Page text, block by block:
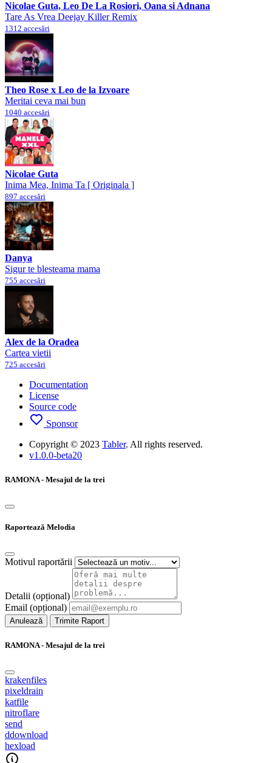
Nicolae Guta, Leo De La Rosiori, Oana si Adnana
Tare As Vrea Deejay Killer Remix
1312 accesări
Theo Rose x Leo de la Izvoare
Meritai ceva mai bun
1040 accesări
Nicolae Guta
Inima Mea, Inima Ta [ Originala ]
897 accesări
Danya
Sigur te blesteama mama
755 accesări
Alex de la Oradea
Cartea vietii
725 accesări
Documentation
License
Source code
Sponsor
Copyright © 2023 Tabler. All rights reserved.
v1.0.0-beta20
RAMONA - Mesajul de la trei
Raportează Melodia
Motivul raportării
Detalii (opțional)
Email (opțional)
Anulează Trimite Raport
RAMONA - Mesajul de la trei
krakenfiles
pixeldrain
katfile
nitroflare
send
ddownload
hexload